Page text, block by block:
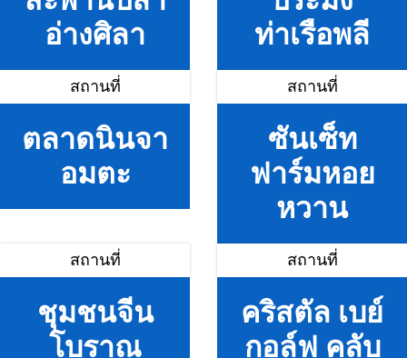
อ่างศิลา
ท่าเรือพลี
สถานที่
ตลาดนินจา
อมตะ
สถานที่
ซันเซ็ท
ฟาร์มหอย
หวาน
สถานที่
ชุมชนจีน
โบราณ
สถานที่
คริสตัล เบย์
กอล์ฟ คลับ